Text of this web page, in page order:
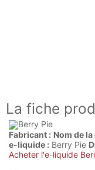
La fiche
Fabricant : Nom de
e-liquide : Berry Pie
Acheter l'e-liquide